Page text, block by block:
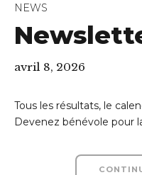
NEWS
avril 8, 2026
Tous les résultats, le
Devenez bénévole pour